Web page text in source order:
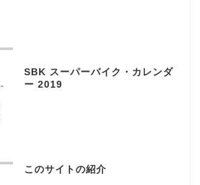
SBK スーパーバイク・カレンダ
ー 2019
このサイトの紹介